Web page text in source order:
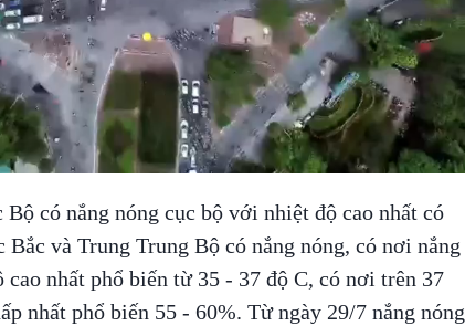
có nắng nóng cục bộ với nhiệt độ cao nhất có
và Trung Trung Bộ có nắng nóng, có nơi nắng
nhất phổ biến từ 35 - 37 độ C, có nơi trên 37
nhất phổ biến 55 - 60%. Từ ngày 29/7 nắng nóng